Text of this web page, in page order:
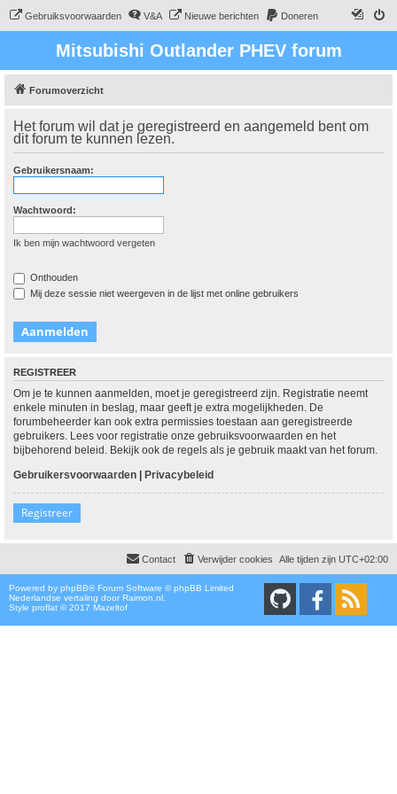
Gebruiksvoorwaarden V&A Nieuwe berichten Doneren
Mitsubishi Outlander PHEV forum
Forumoverzicht
Het forum wil dat je geregistreerd en aangemeld bent om
dit forum te kunnen lezen.
Gebruikersnaam:
Wachtwoord:
Ik ben mijn wachtwoord vergeten
Onthouden
Mij deze sessie niet weergeven in de lijst met online gebruikers
REGISTREER
Om je te kunnen aanmelden, moet je geregistreerd zijn. Registratie neemt
enkele minuten in beslag, maar geeft je extra mogelijkheden. De
forumbeheerder kan ook extra permissies toestaan aan geregistreerde
gebruikers. Lees voor registratie onze gebruiksvoorwaarden en het
bijbehorend beleid. Bekijk ook de regels als je gebruik maakt van het forum.
Gebruikersvoorwaarden | Privacybeleid
Registreer
Alle tijden zijn UTC+02:00
Verwijder cookies
Contact
Powered by phpBB® Forum Software © phpBB Limited
Nederlandse vertaling door Raimon.nl
Style proflat © 2017 Mazeltof